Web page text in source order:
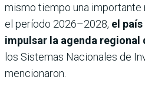
mismo tiempo una importante
el período 2026–2028, el
impulsar la agenda
los Sistemas Nacionales de
mencionaron.